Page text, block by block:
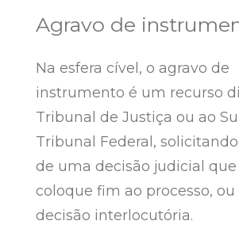
Agravo de
Na esfera cível, o agravo de
instrumento é um recurso
Tribunal de Justiça ou ao
Tribunal Federal,
de uma decisão judicial que
coloque fim ao processo, ou
decisão interlocutória.